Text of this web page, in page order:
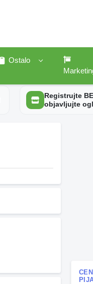
Ostalo
Registrujte
objavljujte